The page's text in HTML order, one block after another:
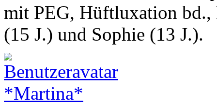
mit PEG, Hüftluxation bd.,
(15 J.) und Sophie (13 J.).
*Martina*